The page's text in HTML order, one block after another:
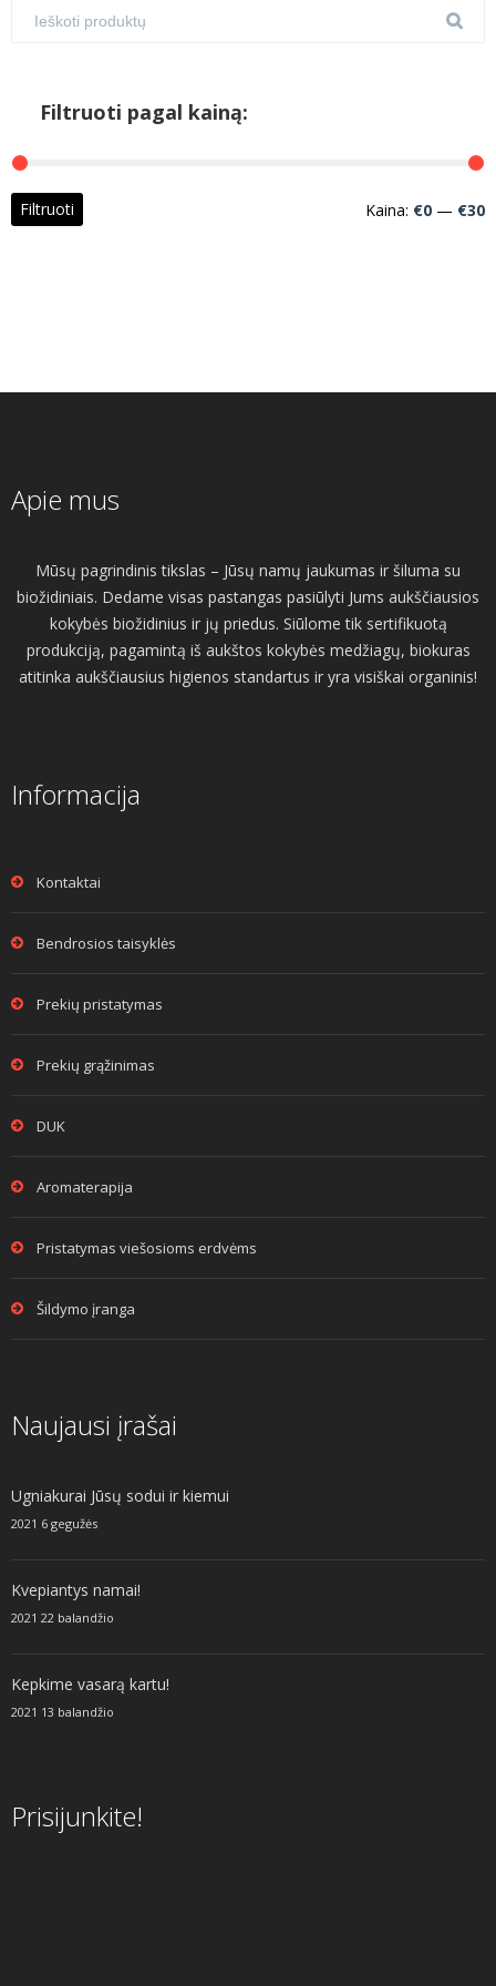
Filtruoti pagal kainą:
Filtruoti Kaina: €0 — €30
Apie mus
Mūsų pagrindinis tikslas – Jūsų namų jaukumas ir šiluma su
biožidiniais. Dedame visas pastangas pasiūlyti Jums aukščiausios
kokybės biožidinius ir jų priedus. Siūlome tik sertifikuotą
produkciją, pagamintą iš aukštos kokybės medžiagų, biokuras
atitinka aukščiausius higienos standartus ir yra visiškai organinis!
Informacija
Kontaktai
Bendrosios taisyklės
Prekių pristatymas
Prekių grąžinimas
DUK
Aromaterapija
Pristatymas viešosioms erdvėms
Šildymo įranga
Naujausi įrašai
Ugniakurai Jūsų sodui ir kiemui
2021 6 gegužės
Kvepiantys namai!
2021 22 balandžio
Kepkime vasarą kartu!
2021 13 balandžio
Prisijunkite!